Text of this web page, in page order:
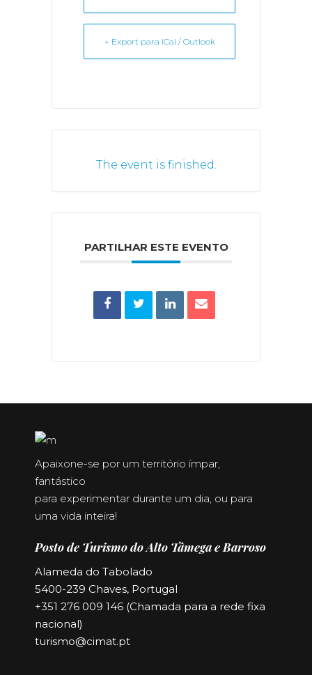
+ Export para iCal / Outlook
The event is finished.
PARTILHAR ESTE EVENTO
Apaixone-se por um território ímpar,
fantástico
para experimentar durante um dia, ou para
uma vida inteira!
Posto de Turismo do Alto Tâmega e Barroso
Alameda do Tabolado
5400-239 Chaves, Portugal
+351 276 009 146 (Chamada para a rede fixa
nacional)
turismo@cimat.pt